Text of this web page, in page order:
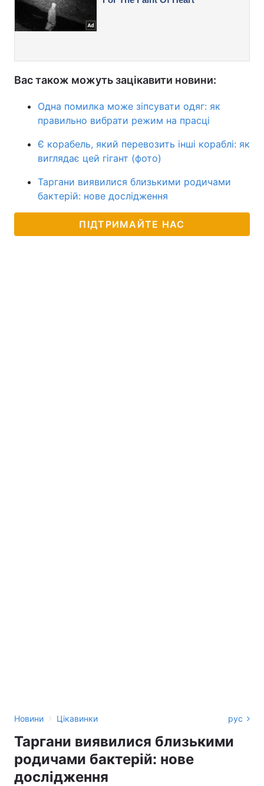
Вас також можуть зацікавити новини:
Одна помилка може зіпсувати одяг: як
правильно вибрати режим на прасці
Є корабель, який перевозить інші кораблі: як
виглядає цей гігант (фото)
Таргани виявилися близькими родичами
бактерій: нове дослідження
ПІДТРИМАЙТЕ НАС
Новини › Цікавинки рус
Таргани виявилися близькими
родичами бактерій: нове
дослідження